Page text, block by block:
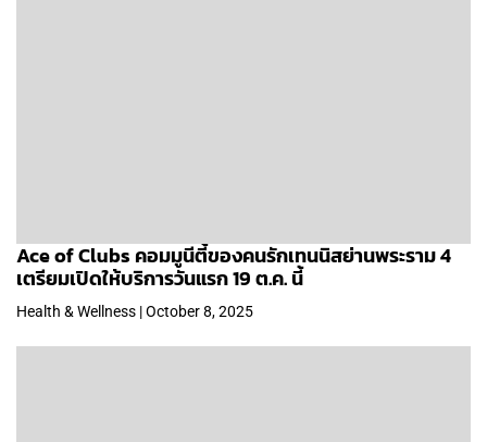
Ace of Clubs คอมมูนีตี้ของคนรักเทนนิสย่านพระราม 4
เตรียมเปิดให้บริการวันแรก 19 ต.ค. นี้
Health & Wellness | October 8, 2025